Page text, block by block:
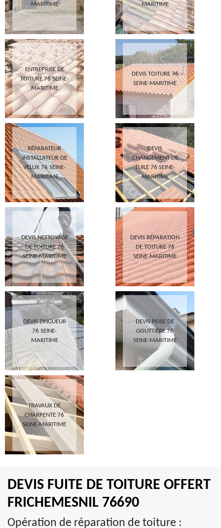
MARITIME
MARITIME
ENTREPRISE DE
TOITURE 76 SEINE-
MARITIME
DEVIS TOITURE 76
SEINE-MARITIME
RÉPARATEUR
INSTALLATEUR DE
VELUX 76 SEINE-
MARITIME
DEVIS
CHANGEMENT DE
TUILE 76 SEINE-
MARITIME
DEVIS NETTOYAGE
DE TOITURE 76
SEINE-MARITIME
DEVIS RÉPARATION
DE TOITURE 76
SEINE-MARITIME
DEVIS ZINGUEUR
76 SEINE-
MARITIME
DEVIS POSE DE
GOUTTIÈRE 76
SEINE-MARITIME
TRAVAUX DE
CHARPENTE 76
SEINE-MARITIME
DEVIS FUITE DE TOITURE OFFERT
FRICHEMESNIL 76690
Opération de réparation de toiture :